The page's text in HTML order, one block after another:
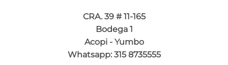
CRA. 39 # 11-165
Bodega 1
Acopi - Yumbo
Whatsapp: 315 8735555